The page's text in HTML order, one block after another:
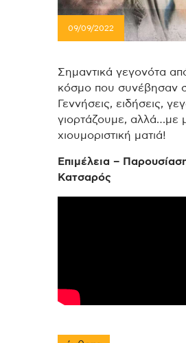
09/09/2022
Σημαντικά γεγονότα
κόσμο που συνέβησαν
Γεννήσεις, ειδήσεις,
γιορτάζουμε, αλλά…με
χιουμοριστική ματιά!
Επιμέλεια –
Κατσαρός